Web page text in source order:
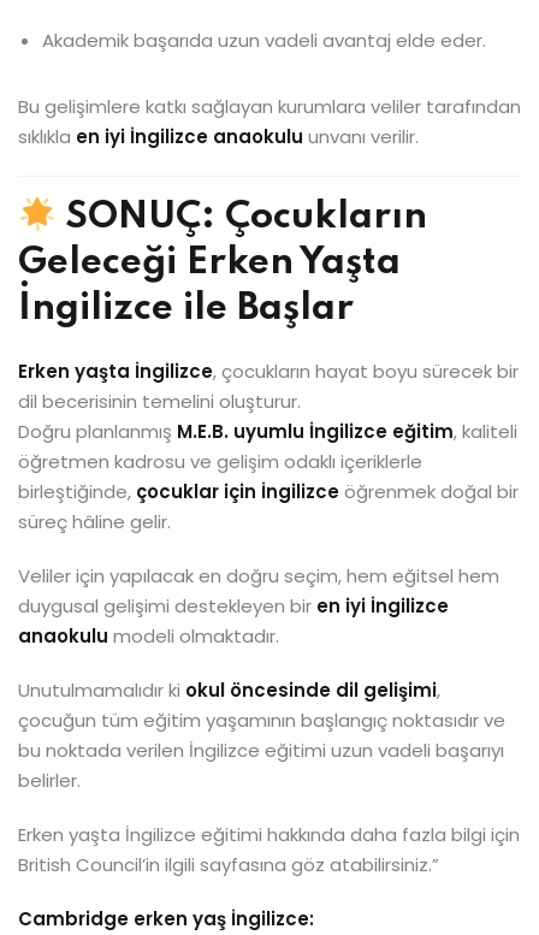
Akademik başarıda uzun vadeli avantaj elde eder.
Bu gelişimlere katkı sağlayan kurumlara veliler tarafından
sıklıkla en iyi İngilizce anaokulu unvanı verilir.
SONUÇ: Çocukların
Geleceği Erken Yaşta
İngilizce ile Başlar
Erken yaşta İngilizce, çocukların hayat boyu sürecek bir
dil becerisinin temelini oluşturur.
Doğru planlanmış M.E.B. uyumlu İngilizce eğitim, kaliteli
öğretmen kadrosu ve gelişim odaklı içeriklerle
birleştiğinde, çocuklar için İngilizceöğrenmek doğal bir
süreç hâline gelir.
Veliler için yapılacak en doğru seçim, hem eğitsel hem
duygusal gelişimi destekleyen bir en iyi İngilizce
anaokulu modeli olmaktadır.
Unutulmamalıdır ki okul öncesinde dil gelişimi,
çocuğun tüm eğitim yaşamının başlangıç noktasıdır ve
bu noktada verilen İngilizce eğitimi uzun vadeli başarıyı
belirler.
Erken yaşta İngilizce eğitimi hakkında daha fazla bilgi için
British Council’in ilgili sayfasına göz atabilirsiniz.”
Cambridge erken yaş İngilizce: